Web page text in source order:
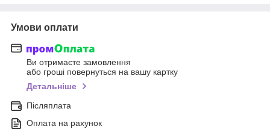
Умови оплати
Ви отримаєте замовлення
або гроші повернуться на вашу картку
Детальніше
Післяплата
Оплата на рахунок